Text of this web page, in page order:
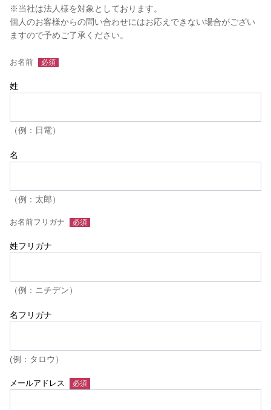
※当社は法人様を対象としております。
個人のお客様からの問い合わせにはお応えできない場合がござい
ますので予めご了承ください。
お名前
姓
（例：日電）
名
（例：太郎）
お名前フリガナ
姓フリガナ
（例：ニチデン）
名フリガナ
(例：タロウ）
メールアドレス